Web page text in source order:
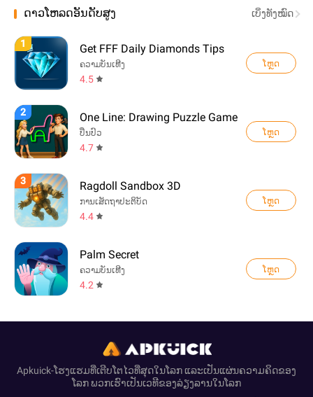
ດາວໂຫລດອັນດັບສູງ ເບິ່ງທັງໝົດ
1 Get FFF Daily Diamonds Tips
ຄວາມບັນເທີງ
4.5
ໂຫຼດ
2 One Line: Drawing Puzzle Game
ປິ່ນປົວ
4.7
ໂຫຼດ
3 Ragdoll Sandbox 3D
ການເສັດຖາປະຕິບັດ
4.4
ໂຫຼດ
Palm Secret
ຄວາມບັນເທີງ
4.2
ໂຫຼດ
Apkuick-ໂຮງແຮມທີ່ເຕີບໂຕໄວທີ່ສຸດໃນໂລກ ແລະເປັນແຜ່ນຄວາມຄິດຂອງ
ໂລກ ພວກເຮົາເປັນເວທີຂອງລ່ຽງລານໃນໂລກ